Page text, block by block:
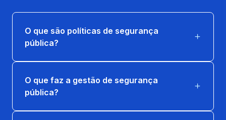
18 horas
ADMINISTRAÇÃO PÚBLICA E GESTÃO
ORÇAMENTÁRIA
36 horas
DADOS CRIMINAIS NA GESTÃO DA
18 horas
O que são políticas de segurança
pública?
O que faz a gestão de segurança
pública?